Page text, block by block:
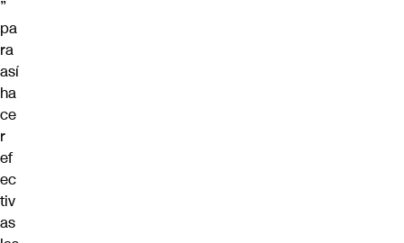
”
pa
ra
así
ha
ce
r
ef
ec
tiv
as